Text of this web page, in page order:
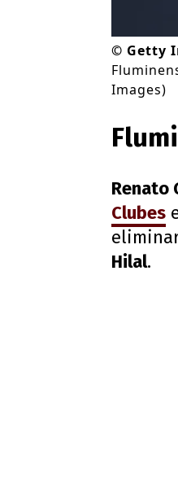
© Getty
Images)
Renato
Clubes
Hilal.